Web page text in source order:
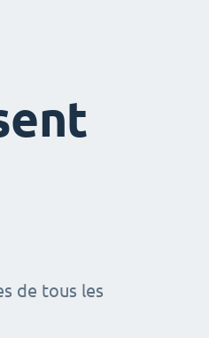
de tous les